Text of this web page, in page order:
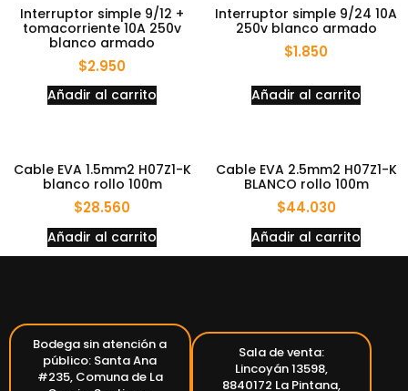
Interruptor simple 9/12 +
tomacorriente 10A 250v
blanco armado
$2.950
Añadir al carrito
Interruptor simple 9/24 10A
250v blanco armado
$1.850
Añadir al carrito
Cable EVA 1.5mm2 H07Z1-K
blanco rollo 100m
$28.560
Añadir al carrito
Cable EVA 2.5mm2 H07Z1-K
BLANCO rollo 100m
$44.030
Añadir al carrito
Bodega sin atención a
público: Santa Ana
#235, Comuna de La
Sala de venta:
Lincoyán 13598,
8840172 La Pintana,